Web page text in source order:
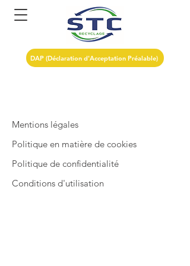
DAP (Déclaration d'Acceptation Préalable)
Mentions légales
Politique en matière de cookies
Politique de confidentialité
Conditions d'utilisation